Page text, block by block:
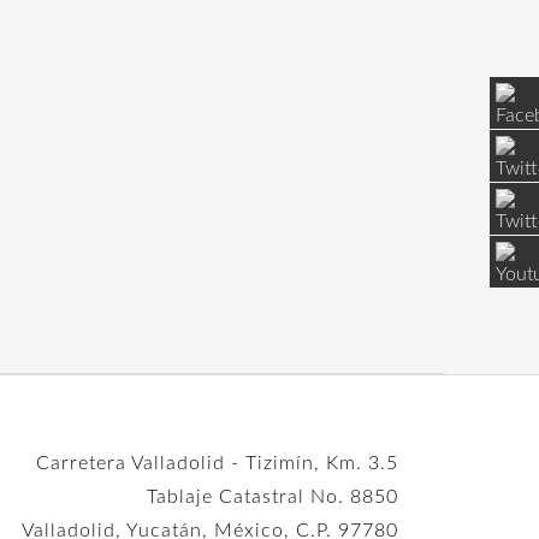
Carretera Valladolid - Tizimín, Km. 3.5
Tablaje Catastral No. 8850
Valladolid, Yucatán, México, C.P. 97780